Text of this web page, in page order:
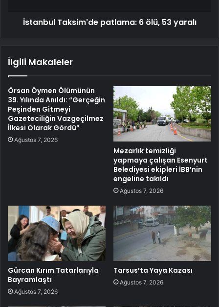
İstanbul Taksim'de patlama: 6 ölü, 53 yaralı
İlgili Makaleler
Örsan Öymen Ölümünün
39. Yılında Anıldı: “Gerçeğin
Peşinden Gitmeyi
Gazeteciliğin Vazgeçilmez
İlkesi Olarak Gördü”
Ağustos 7, 2026
Mezarlık temizliği
yapmaya çalışan Esenyurt
Belediyesi ekipleri İBB’nin
engeline takıldı
Ağustos 7, 2026
Gürcan Kırım Tatarlarıyla
Bayramlaştı
Ağustos 7, 2026
Tarsus’ta Yaya Kazası
Ağustos 7, 2026